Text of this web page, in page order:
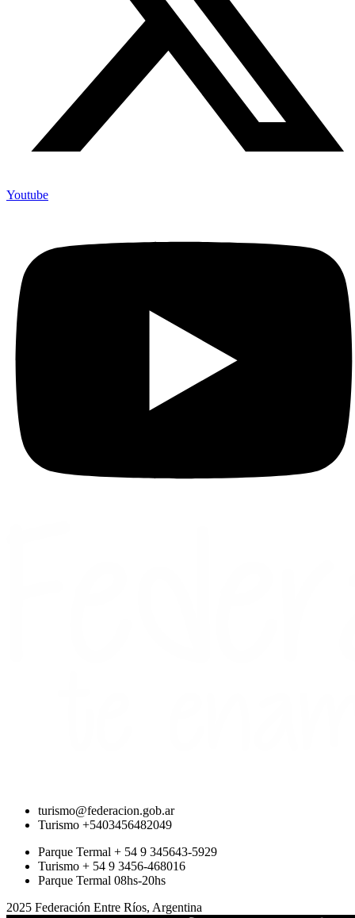
Youtube
turismo@federacion.gob.ar
Turismo +5403456482049
Parque Termal + 54 9 345643-5929
Turismo + 54 9 3456-468016
Parque Termal 08hs-20hs
2025 Federación Entre Ríos, Argentina